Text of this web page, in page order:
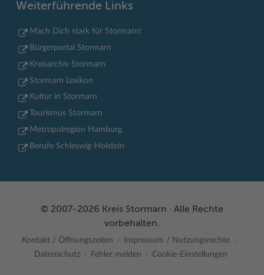
Weiterführende Links
Mach Dich stark für Stormarn!
Bürgerportal Stormarn
Kreisarchiv Stormarn
Stormarn Lexikon
Kultur in Stormarn
Tourismus Stormarn
Metropolregion Hamburg
Berufe Schleswig-Holstein
© 2007-2026 Kreis Stormarn · Alle Rechte
vorbehalten.
Kontakt / Öffnungszeiten
Impressum / Nutzungsrechte
Datenschutz
Fehler melden Cookie-Einstellungen